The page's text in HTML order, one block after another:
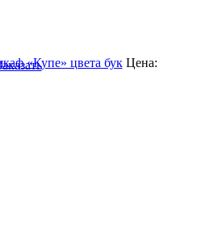
«Купе» цвета бук Цена: